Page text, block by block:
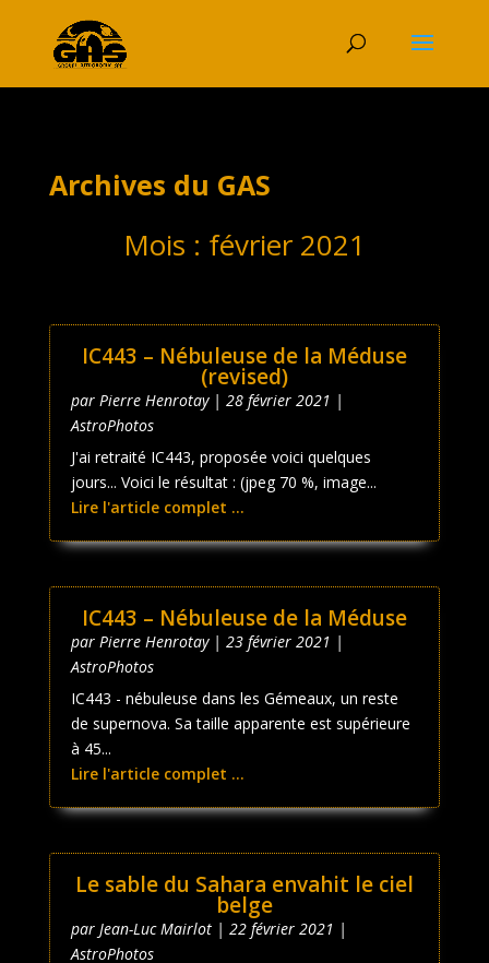
Archives du GAS
Mois : février 2021
IC443 – Nébuleuse de la Méduse
(revised)
par Pierre Henrotay| 28 février 2021 |
AstroPhotos
J'ai retraité IC443, proposée voici quelques
jours... Voici le résultat : (jpeg 70 %, image...
Lire l'article complet ...
IC443 – Nébuleuse de la Méduse
par Pierre Henrotay| 23 février 2021 |
AstroPhotos
IC443 - nébuleuse dans les Gémeaux, un reste
de supernova. Sa taille apparente est supérieure
à 45...
Lire l'article complet ...
Le sable du Sahara envahit le ciel
belge
par Jean-Luc Mairlot| 22 février 2021 |
AstroPhotos